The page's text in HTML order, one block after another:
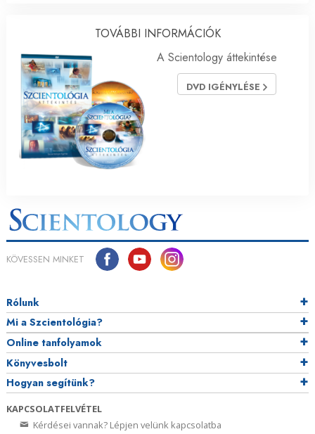
TOVÁBBI INFORMÁCIÓK
A Scientology áttekintése
DVD IGÉNYLÉSE
KÖVESSEN MINKET
Rólunk
Mi a Szcientológia?
Online tanfolyamok
Könyvesbolt
Hogyan segítünk?
KAPCSOLATFELVÉTEL
Kérdései vannak? Lépjen velünk kapcsolatba